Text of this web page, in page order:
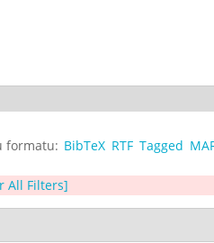
formatu: BibTeX RTF Tagged
All Filters]